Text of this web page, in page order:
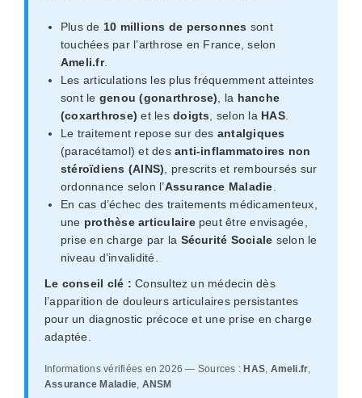
Plus de 10 millions de personnes sont
touchées par l’arthrose en France, selon
Ameli.fr.
Les articulations les plus fréquemment atteintes
sont le genou (gonarthrose) , la hanche
(coxarthrose) et lesdoigts , selon la HAS.
Le traitement repose sur des antalgiques
(paracétamol) et desanti-inflammatoires non
stéroïdiens (AINS) , prescrits et remboursés sur
ordonnance selon l’Assurance Maladie
En cas d’échec des traitements médicamenteux,
une prothèse articulairepeut être envisagée,
prise en charge par la Sécurité Sociale selon le
niveau d’invalidité.
Le conseil clé : Consultez un médecin dès
l’apparition de douleurs articulaires persistantes
pour un diagnostic précoce et une prise en charge
adaptée.
Informations vérifiées en 2026 — Sources : HAS, Ameli.fr,
Assurance Maladie, ANSM